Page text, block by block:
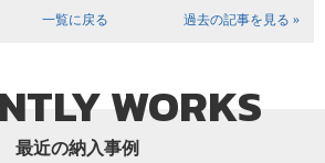
一覧に戻る 過去の記事を見る »
WORKS
最近の納入事例